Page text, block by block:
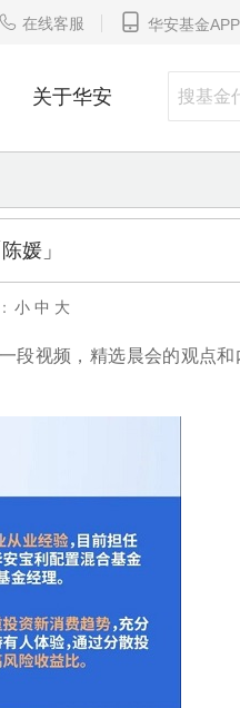
 在线客服  华安基金APP
关于华安
媛」
小 中 大
段视频，精选晨会的观点